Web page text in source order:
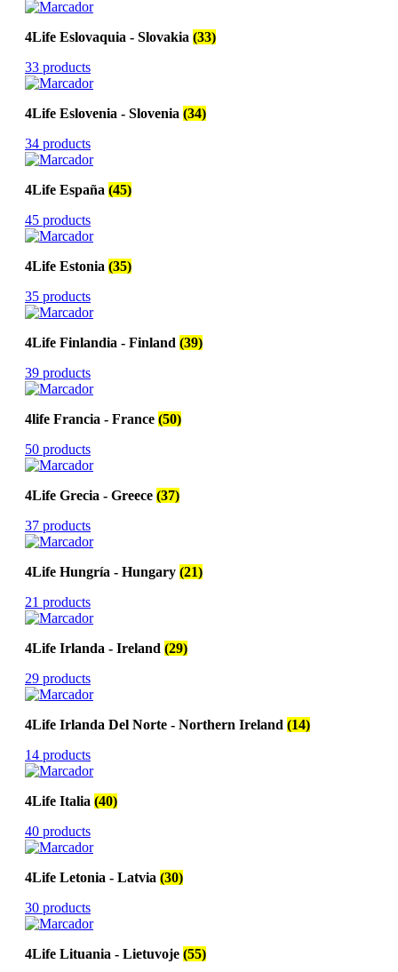
4Life Eslovaquia - Slovakia (33)
33 products
4Life Eslovenia - Slovenia (34)
34 products
4Life España (45)
45 products
4Life Estonia (35)
35 products
4Life Finlandia - Finland (39)
39 products
4life Francia - France (50)
50 products
4Life Grecia - Greece (37)
37 products
4Life Hungría - Hungary (21)
21 products
4Life Irlanda - Ireland (29)
29 products
4Life Irlanda Del Norte - Northern Ireland (14)
14 products
4Life Italia (40)
40 products
4Life Letonia - Latvia (30)
30 products
4Life Lituania - Lietuvoje (55)